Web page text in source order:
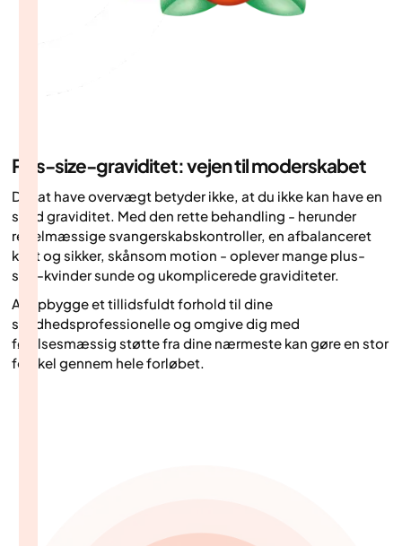
Plus-size-graviditet: vejen til moderskabet
Det at have overvægt betyder ikke, at du ikke kan have en
sund graviditet. Med den rette behandling - herunder
regelmæssige svangerskabskontroller, en afbalanceret
kost og sikker, skånsom motion - oplever mange plus-
size-kvinder sunde og ukomplicerede graviditeter.
At opbygge et tillidsfuldt forhold til dine
sundhedsprofessionelle og omgive dig med
følelsesmæssig støtte fra dine nærmeste kan gøre en stor
forskel gennem hele forløbet.